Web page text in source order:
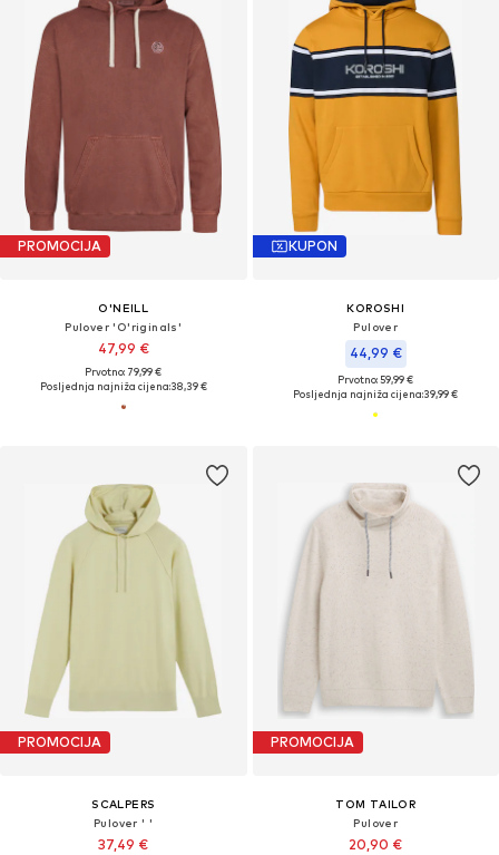
PROMOCIJA
O'NEILL
Pulover 'O'riginals'
47,99 €
Prvotno: 79,99 €
Posljednja najniža cijena:38,39 €
KUPON
KOROSHI
Pulover
44,99 €
Prvotno: 59,99 €
Posljednja najniža cijena:39,99 €
PROMOCIJA
SCALPERS
Pulover ' '
37,49 €
PROMOCIJA
TOM TAILOR
Pulover
20,90 €